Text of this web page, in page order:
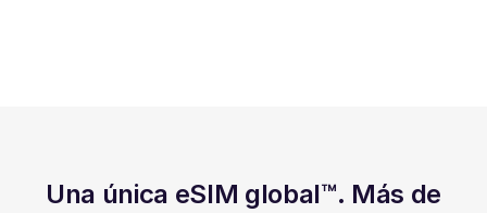
Una única eSIM global™. Más de